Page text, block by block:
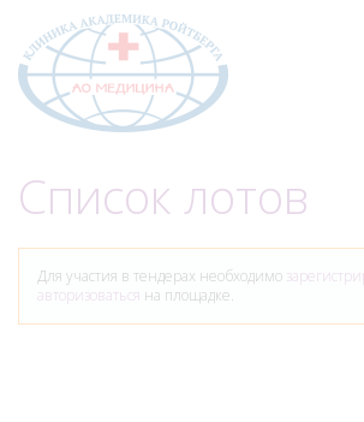
Список лотов
Для участия в тендерах необходимо
авторизоваться на площадке.